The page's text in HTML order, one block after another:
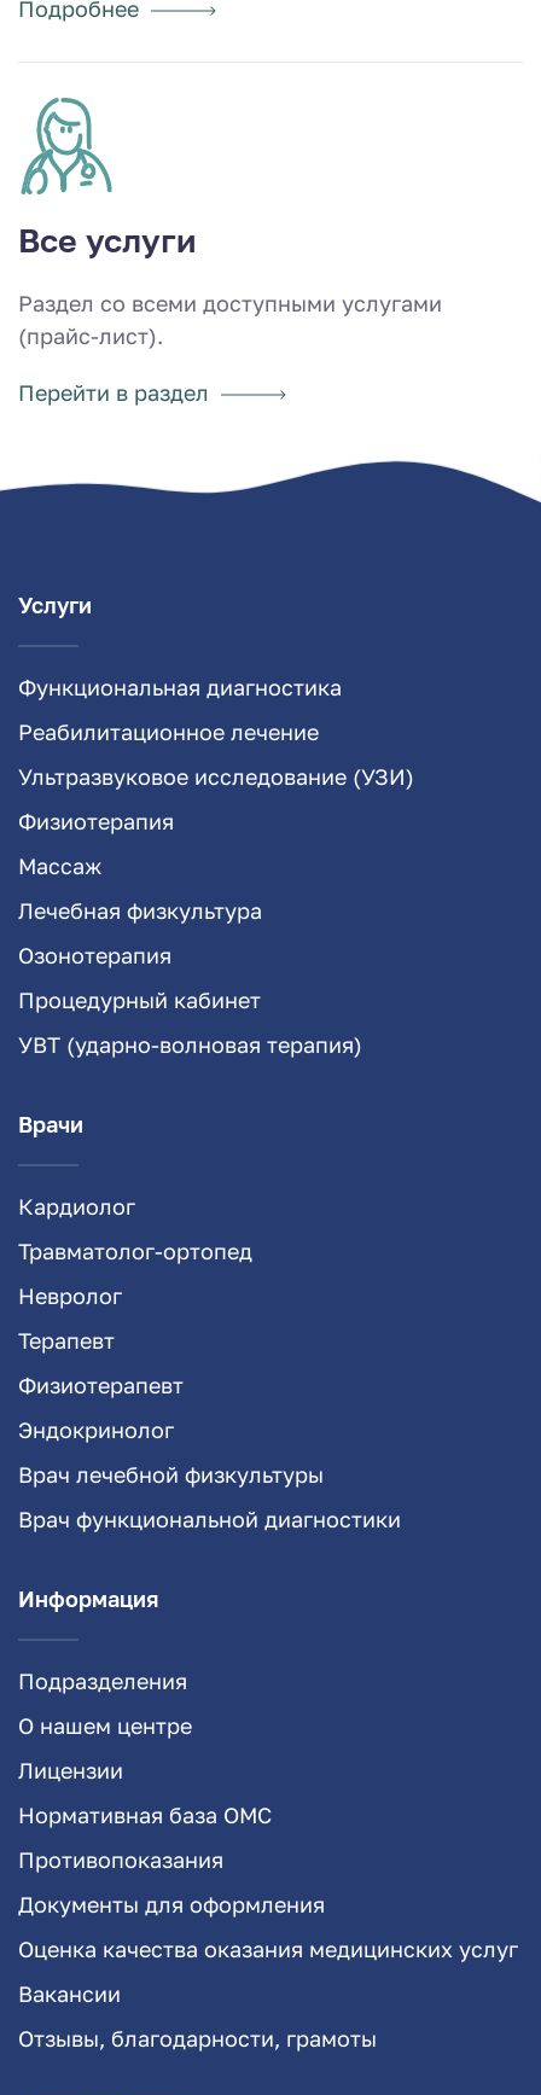
Подробнее
Все услуги
Раздел со всеми доступными услугами
(прайс-лист).
Перейти в раздел
Услуги
Функциональная диагностика
Реабилитационное лечение
Ультразвуковое исследование (УЗИ)
Физиотерапия
Массаж
Лечебная физкультура
Озонотерапия
Процедурный кабинет
УВТ (ударно-волновая терапия)
Врачи
Кардиолог
Травматолог-ортопед
Невролог
Терапевт
Физиотерапевт
Эндокринолог
Врач лечебной физкультуры
Врач функциональной диагностики
Информация
Подразделения
О нашем центре
Лицензии
Нормативная база ОМС
Противопоказания
Документы для оформления
Оценка качества оказания медицинских услуг
Вакансии
Отзывы, благодарности, грамоты